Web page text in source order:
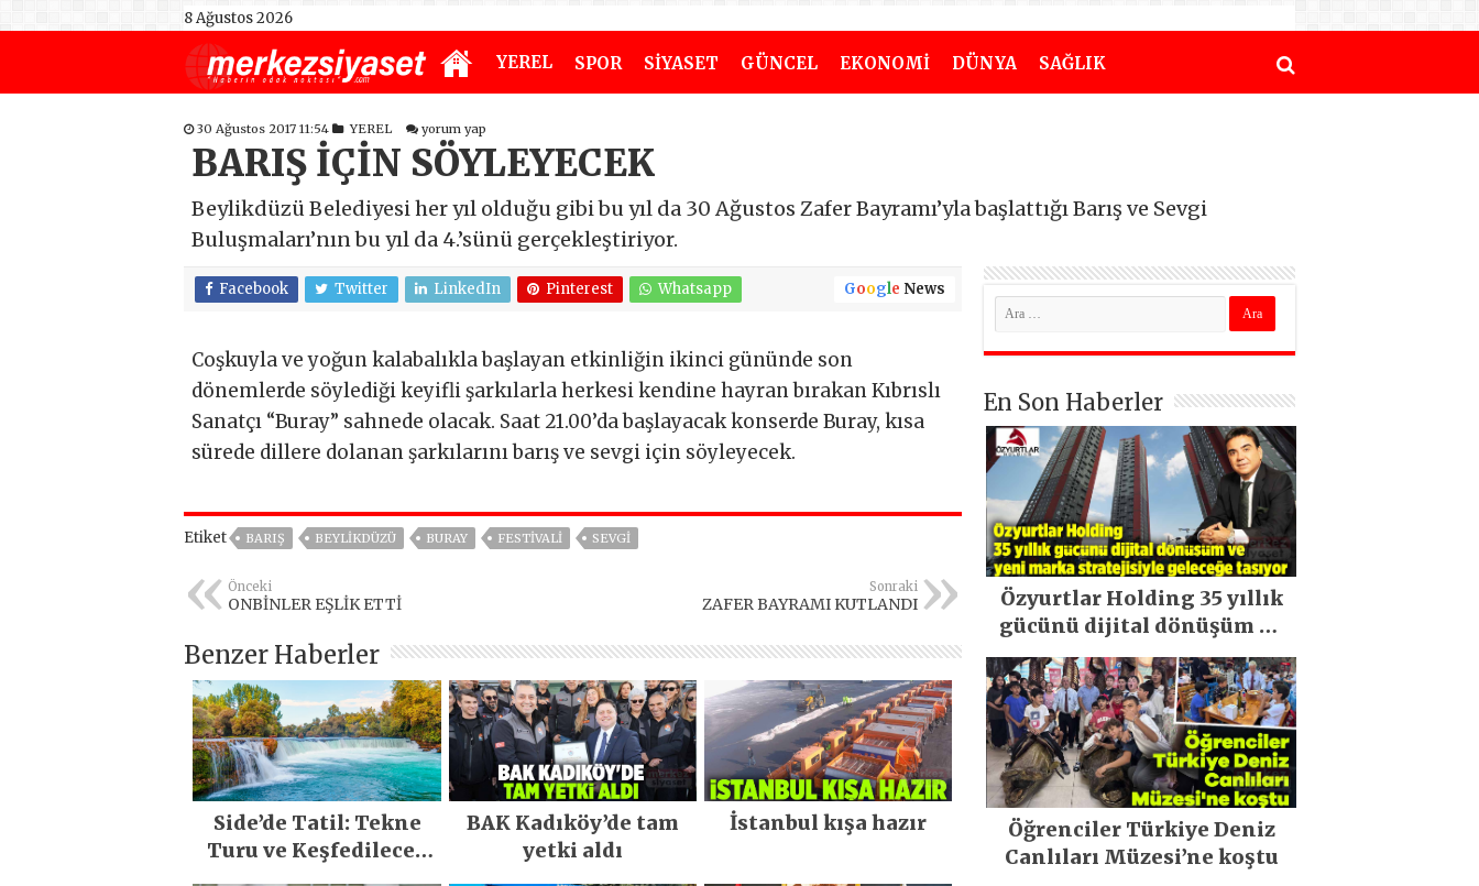
8 Ağustos 2026
YEREL SPOR SİYASET GÜNCEL EKONOMİ DÜNYA SAĞLIK
30 Ağustos 2017 11:54 YEREL yorum yap
BARIŞ İÇİN SÖYLEYECEK
Beylikdüzü Belediyesi her yıl olduğu gibi bu yıl da 30 Ağustos Zafer Bayramı’yla başlattığı Barış ve Sevgi
Buluşmaları’nın bu yıl da 4.’sünü gerçekleştiriyor.
Facebook Twitter LinkedIn Pinterest Whatsapp Google News
Coşkuyla ve yoğun kalabalıkla başlayan etkinliğin ikinci gününde son
dönemlerde söylediği keyifli şarkılarla herkesi kendine hayran bırakan Kıbrıslı
Sanatçı “Buray” sahnede olacak. Saat 21.00’da başlayacak konserde Buray, kısa
sürede dillere dolanan şarkılarını barış ve sevgi için söyleyecek.
Etiket BARIŞ BEYLIKDÜZÜ BURAY FESTIVALI SEVGI
Önceki
ONBİNLER EŞLİK ETTİ
Sonraki
ZAFER BAYRAMI KUTLANDI
Benzer Haberler
Side’de Tatil: Tekne
Turu ve Keşfedilecek
BAK Kadıköy’de tam
yetki aldı
İstanbul kışa hazır
En Son Haberler
Özyurtlar Holding 35 yıllık
gücünü dijital dönüşüm ve
yeni marka stratejisiyle
geleceğe taşıyor
Öğrenciler Türkiye Deniz
Canlıları Müzesi’ne koştu